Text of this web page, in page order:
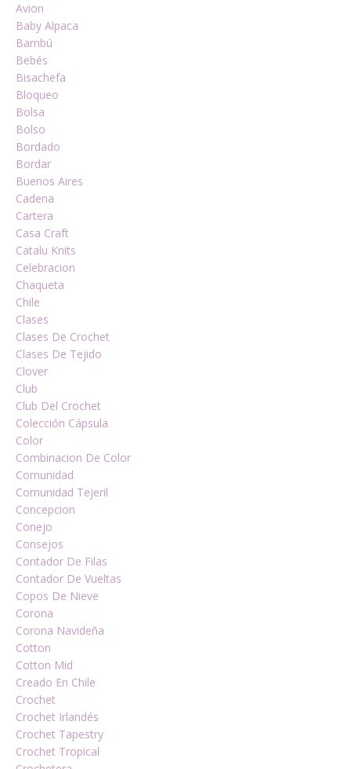
Avion
Baby Alpaca
Bambú
Bebés
Bisachefa
Bloqueo
Bolsa
Bolso
Bordado
Bordar
Buenos Aires
Cadena
Cartera
Casa Craft
Catalu Knits
Celebracion
Chaqueta
Chile
Clases
Clases De Crochet
Clases De Tejido
Clover
Club
Club Del Crochet
Colección Cápsula
Color
Combinacion De Color
Comunidad
Comunidad Tejeril
Concepcion
Conejo
Consejos
Contador De Filas
Contador De Vueltas
Copos De Nieve
Corona
Corona Navideña
Cotton
Cotton Mid
Creado En Chile
Crochet
Crochet Irlandés
Crochet Tapestry
Crochet Tropical